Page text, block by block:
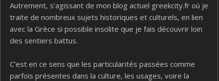
Autrement, s’agissant de mon blog actuel greekcity.fr où je
traite de nombreux sujets historiques et culturels, en lien
avec la Grèce si possible insolite que je fais découvrir loin
des sentiers battus.
C’est en ce sens que les particularités passées comme
parfois présentes dans la culture, les usages, voire la